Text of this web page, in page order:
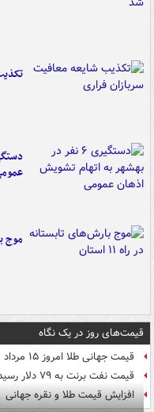
موج
قیمت‌های روز در یک نگاه
قیمت جهانی طلا امروز ۱۵ مرداد
قیمت نفت برنت به ۷۹ دلار رسید
افزایش قیمت طلا و نقره جهانی